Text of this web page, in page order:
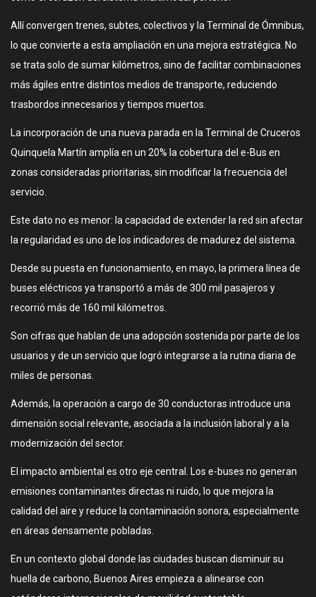
Allí convergen trenes, subtes, colectivos y la Terminal de Ómnibus,
lo que convierte a esta ampliación en una mejora estratégica. No
se trata solo de sumar kilómetros, sino de facilitar combinaciones
más ágiles entre distintos medios de transporte, reduciendo
trasbordos innecesarios y tiempos muertos.
La incorporación de una nueva parada en la Terminal de Cruceros
Quinquela Martín amplía en un 20% la cobertura del e-Bus en
zonas consideradas prioritarias, sin modificar la frecuencia del
servicio.
Este dato no es menor: la capacidad de extender la red sin afectar
la regularidad es uno de los indicadores de madurez del sistema.
Desde su puesta en funcionamiento, en mayo, la primera línea de
buses eléctricos ya transportó a más de 300 mil pasajeros y
recorrió más de 160 mil kilómetros.
Son cifras que hablan de una adopción sostenida por parte de los
usuarios y de un servicio que logró integrarse a la rutina diaria de
miles de personas.
Además, la operación a cargo de 30 conductoras introduce una
dimensión social relevante, asociada a la inclusión laboral y a la
modernización del sector.
El impacto ambiental es otro eje central. Los e-buses no generan
emisiones contaminantes directas ni ruido, lo que mejora la
calidad del aire y reduce la contaminación sonora, especialmente
en áreas densamente pobladas.
En un contexto global donde las ciudades buscan disminuir su
huella de carbono, Buenos Aires empieza a alinearse con